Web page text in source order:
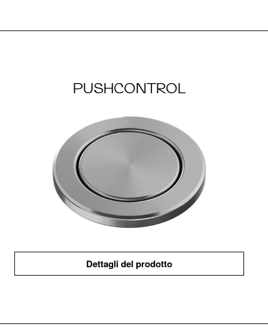
PUSHCONTROL
Dettagli del prodotto